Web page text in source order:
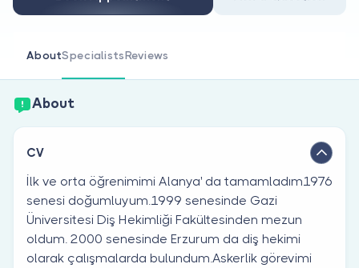
Are you a doctor?
AboutSpecialistsReviews
About
CV
İlk ve orta öğrenimimi Alanya' da tamamladım1976
senesi doğumluyum.1999 senesinde Gazi
Üniversitesi Diş Hekimliği Fakültesinden mezun
oldum. 2000 senesinde Erzurum da diş hekimi
olarak çalışmalarda bulundum.Askerlik görevimi